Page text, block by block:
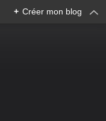
+ Créer mon blog